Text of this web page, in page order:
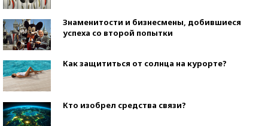
Знаменитости и бизнесмены, добившиеся
успеха со второй попытки
Как защититься от солнца на курорте?
Кто изобрел средства связи?